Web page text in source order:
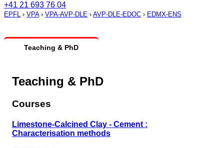
+41 21 693 76 04
EPFL › VPA› VPA-AVP-DLE › AVP-DLE-EDOC › EDMX-ENS
Teaching & PhD
Teaching & PhD
Courses
Limestone-Calcined Clay - Cement :
Characterisation methods